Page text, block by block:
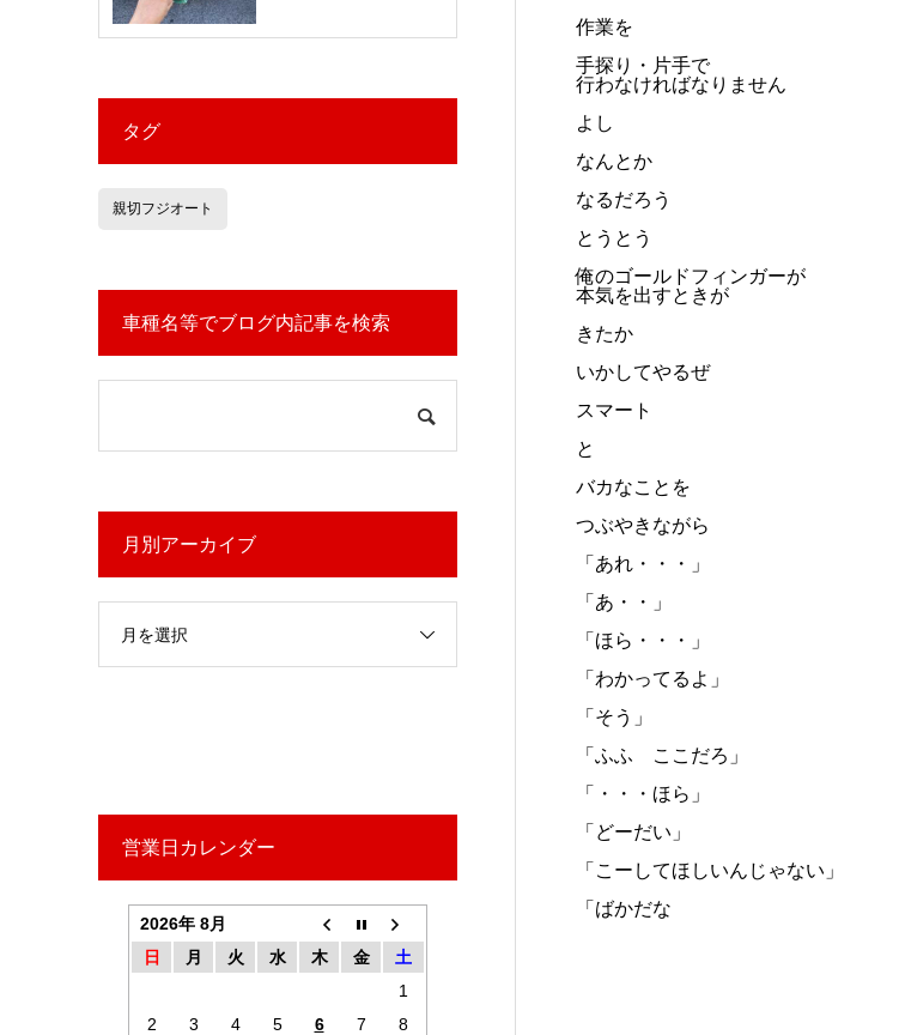
作業を
手探り・片手で
行わなければなりません
よし
なんとか
なるだろう
とうとう
俺のゴールドフィンガーが
本気を出すときが
きたか
いかしてやるぜ
スマート
と
バカなことを
つぶやきながら
「あれ・・・」
「あ・・」
「ほら・・・」
「わかってるよ」
「そう」
「ふふ ここだろ」
「・・・ほら」
「どーだい」
「こーしてほしいんじゃない」
「ばかだな
タグ
親切フジオート
車種名等でブログ内記事を検索
月別アーカイブ
月を選択
営業日カレンダー
2026年 8月
日
月 火 水 木 金
土
1
2
3 4 5 6 7
8